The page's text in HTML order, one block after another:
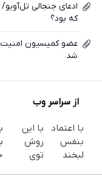
ادعای جنجالی
که بود؟
شد
از سراسر وب
با اعتماد
بنفس
لبخند
با این
روش
توی